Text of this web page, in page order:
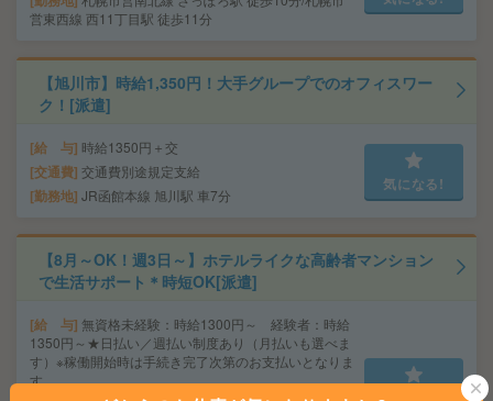
営東西線 西11丁目駅 徒歩11分
【旭川市】時給1,350円！大手グループでのオフィスワー
ク！[派遣]
給 与 時給1350円＋交
交通費 交通費別途規定支給
勤務地 JR函館本線 旭川駅 車7分
気になる!
【8月～OK！週3日～】ホテルライクな高齢者マンション
で生活サポート＊時短OK[派遣]
給 与 無資格未経験：時給1300円～ 経験者：時給
1350円～★日払い／週払い制度あり（月払いも選べま
す）※稼働開始時は手続き完了次第のお支払いとなりま
す。